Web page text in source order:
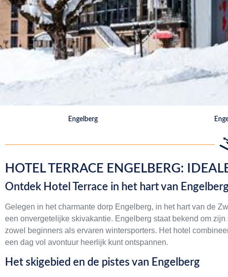
Engelberg
HOTEL TERRACE ENGELBERG:
Ontdek Hotel Terrace in het hart van
Gelegen in het charmante dorp Engelberg, in het hart van de
een onvergetelijke skivakantie. Engelberg staat bekend om
zowel beginners als ervaren wintersporters. Het hotel
een dag vol avontuur heerlijk kunt ontspannen.
Het skigebied en de pistes van Engelberg